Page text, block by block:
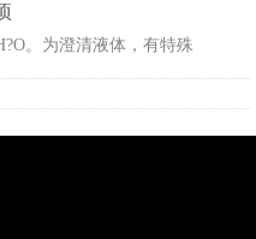
。为澄清液体，有特殊